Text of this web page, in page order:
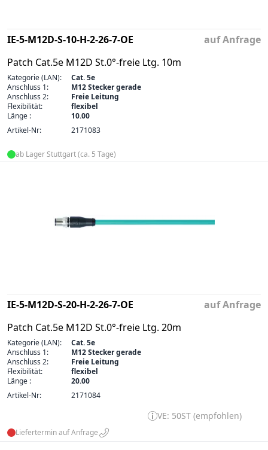
IE-5-M12D-S-10-H-2-26-7-OE
Patch Cat.5e M12D St.0°-freie Ltg. 10m
auf Anfrage
Kategorie (LAN):
Cat. 5e
Anschluss 1:
M12 Stecker gerade
Anschluss 2:
Freie Leitung
Flexibilität:
flexibel
Länge :
10.00
Artikel-Nr:
2171083
ab Lager Stuttgart (ca. 5 Tage)
IE-5-M12D-S-20-H-2-26-7-OE
Patch Cat.5e M12D St.0°-freie Ltg. 20m
auf Anfrage
Kategorie (LAN):
Cat. 5e
Anschluss 1:
M12 Stecker gerade
Anschluss 2:
Freie Leitung
Flexibilität:
flexibel
Länge :
20.00
Artikel-Nr:
2171084
VE: 50ST (empfohlen)
Liefertermin auf Anfrage